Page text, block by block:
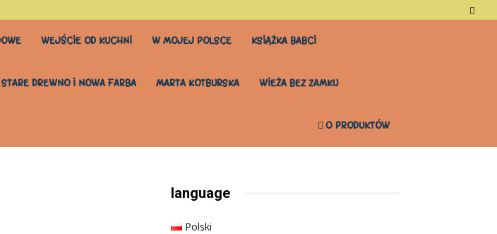
WEJŚCIE OD KUCHNI W MOJEJ POLSCE KSIĄŻKA BABCI
STARE DREWNO I NOWA FARBA MARTA KOTBURSKA WIEŻA BEZ ZAMKU
0 PRODUKTÓW
language
Polski